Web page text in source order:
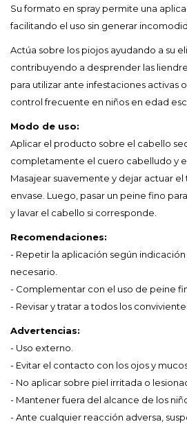
Su formato en spray permite una
facilitando el uso sin generar
Actúa sobre los piojos ayudando a su
contribuyendo a desprender las
para utilizar ante infestaciones activas
control frecuente en niños en edad
Modo de uso:
Aplicar el producto sobre el cabello
completamente el cuero cabelludo y
Masajear suavemente y dejar actuar
envase. Luego, pasar un peine fino
y lavar el cabello si corresponde.
Recomendaciones:
- Repetir la aplicación según indicación
necesario.
- Complementar con el uso de peine
- Revisar y tratar a todos los
Advertencias:
- Uso externo.
- Evitar el contacto con los ojos y
- No aplicar sobre piel irritada o
- Mantener fuera del alcance de los
- Ante cualquier reacción adversa,